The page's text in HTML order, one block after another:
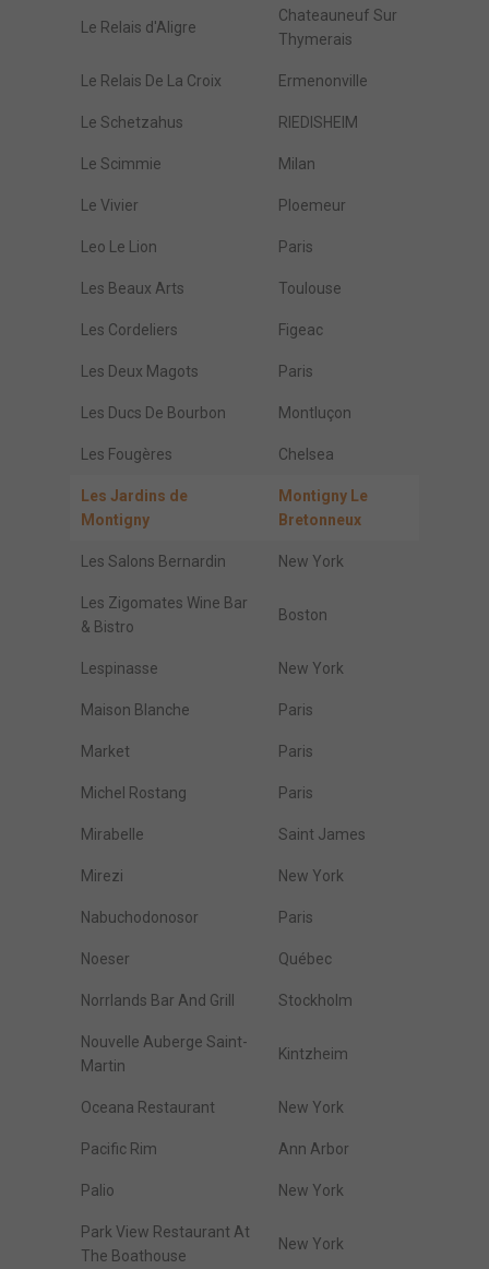
Le Relais d'Aligre
Chateauneuf Sur
Thymerais
Le Relais De La Croix Ermenonville
Le Schetzahus RIEDISHEIM
Le Scimmie Milan
Le Vivier Ploemeur
Leo Le Lion Paris
Les Beaux Arts Toulouse
Les Cordeliers Figeac
Les Deux Magots Paris
Les Ducs De Bourbon Montluçon
Les Fougères Chelsea
Les Jardins de
Montigny
Montigny Le
Bretonneux
Les Salons Bernardin New York
Les Zigomates Wine Bar
& Bistro
Boston
Lespinasse New York
Maison Blanche Paris
Market Paris
Michel Rostang Paris
Mirabelle Saint James
Mirezi New York
Nabuchodonosor Paris
Noeser Québec
Norrlands Bar And Grill Stockholm
Nouvelle Auberge Saint-
Martin
Kintzheim
Oceana Restaurant New York
Pacific Rim Ann Arbor
Palio New York
Park View Restaurant At
The Boathouse
New York